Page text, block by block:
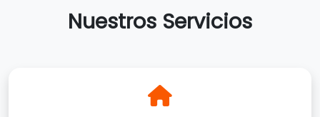
Nuestros Servicios